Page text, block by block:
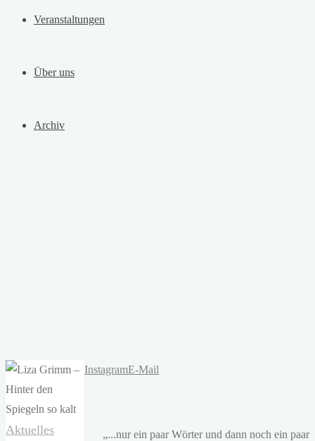
Veranstaltungen
Über uns
Archiv
Aktuelles
InstagramE-Mail
„...nur ein paar Wörter und dann noch ein paar